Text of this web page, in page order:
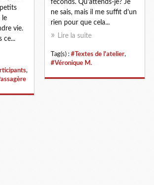
féconds. Qu’attends-je? Je
ne sais, mais il me suffit d’un
rien pour que cela...
Lire la suite
Tag(s) : #Textes de l'atelier,
#Véronique M.
le
vie.
ce...
,